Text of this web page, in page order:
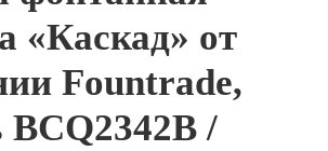
«Каскад» от
Fountrade,
BCQ2342B /